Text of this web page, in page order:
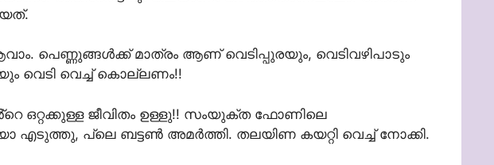
പെണ്ണുങ്ങൾക്ക് മാത്രം ആണ് വെടിപ്പുരയും, വെടിവഴിപാടും
വെടി വെച്ച് കൊല്ലണം!!
ഒറ്റക്കുള്ള ജീവിതം ഉള്ളു!! സംയുക്ത ഫോണിലെ
പ്ലെ ബട്ടൺ അമർത്തി. തലയിണ കയറ്റി വെച്ച് നോക്കി.